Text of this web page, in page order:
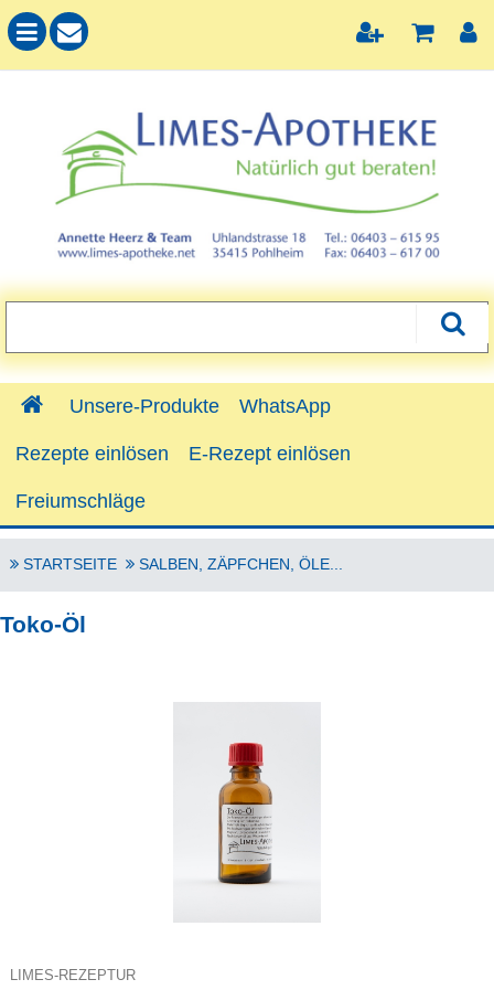
Unsere-Produkte WhatsApp
Rezepte einlösen E-Rezept einlösen
Freiumschläge
STARTSEITE SALBEN, ZÄPFCHEN, ÖLE...
Toko-Öl
LIMES-REZEPTUR